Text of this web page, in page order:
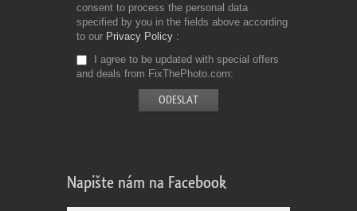
consent to process the personal data
specified by you in the fields above according
to our Privacy Policy
I agree to be updated with special offers
and deals from FixThePhoto.com
Napište nám na Facebook